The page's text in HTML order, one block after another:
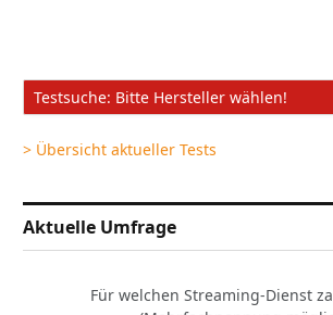
> Übersicht aktueller Tests
Aktuelle Umfrage
Für welchen Streaming-Dienst